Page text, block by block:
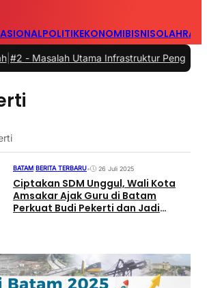
POLITIKEKONOMIBISNIS
Masalah Utama Infrastruktur Pengisian Daya
BATAM BERITA TERBARU• 26 Juli 2025
Ciptakan SDM Unggul, Wali Kota
Amsakar Ajak Guru di Batam
Perkuat Budi Pekerti dan Jadi